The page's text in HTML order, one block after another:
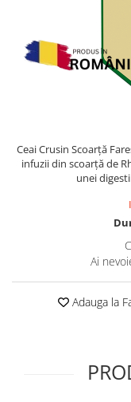
Par si unghii
Probiotice si
Sistemul respirator
Slabire si control
Somn stres si
Supliment Magneziu
Supliment Vitamina
Balsam masca si
Produse cu SPF
Ceai Crusin Scoarță
infuzii din scoarță de
unei
Ai
Adauga la